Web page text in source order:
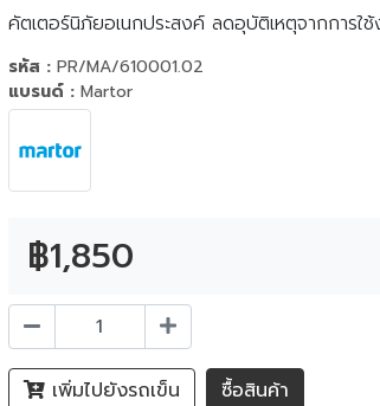
คัตเตอร์นิภัยอเนกประสงค์ ลดอุบัติเหตุจากการใช้
รหัส : PR/MA/610001.02
แบรนด์ : Martor
฿1,850
เพิ่มไปยังรถเข็น ซื้อสินค้า